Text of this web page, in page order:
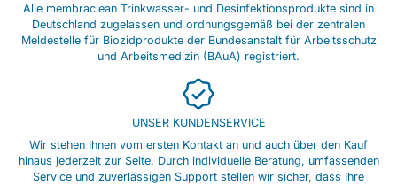
Alle membraclean Trinkwasser- und Desinfektionsprodukte sind in
Deutschland zugelassen und ordnungsgemäß bei der zentralen
Meldestelle für Biozidprodukte der Bundesanstalt für Arbeitsschutz
und Arbeitsmedizin (BAuA) registriert.
UNSER KUNDENSERVICE
Wir stehen Ihnen vom ersten Kontakt an und auch über den Kauf
hinaus jederzeit zur Seite. Durch individuelle Beratung, umfassenden
Service und zuverlässigen Support stellen wir sicher, dass Ihre